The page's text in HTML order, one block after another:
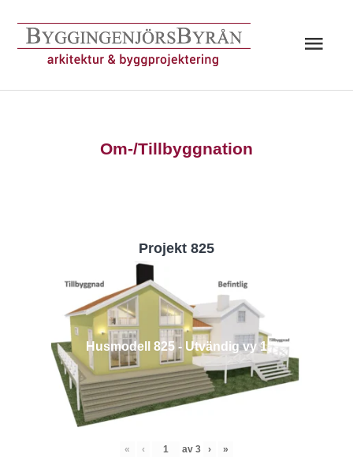
innehåll
Om-/Tillbyggnation
Projekt 825
Husmodell 825 - Utvändig vy 1
« ‹ av 3 › »